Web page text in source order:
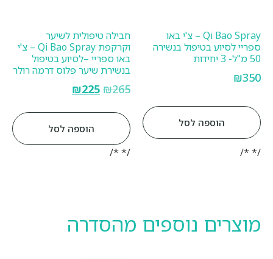
Qi Bao Spray – צ'י באו
ספריי לסיוע בטיפול בנשירה
50 מ"ל- 3 יחידות
₪350
הוספה לסל
/* */
חבילה טיפולית לשיער
וקרקפת Qi Bao Spray – צ'י
באו ספריי –לסיוע בטיפול
בנשירת שיער פלוס דרמה רולר
₪265
₪225
הוספה לסל
/* */
מוצרים נוספים מהסדרה